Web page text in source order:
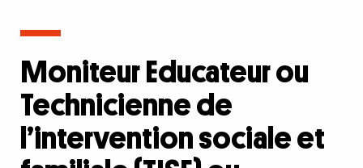
Moniteur Educateur ou
Technicienne de
l’intervention sociale et